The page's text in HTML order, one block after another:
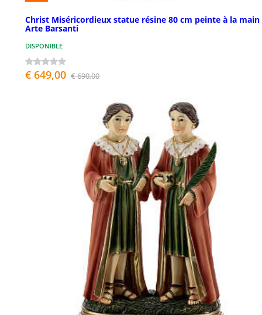
Christ Miséricordieux statue résine 80 cm peinte à la main
Arte Barsanti
DISPONIBLE
€ 649,00 € 690,00